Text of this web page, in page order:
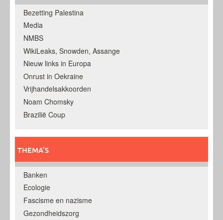
Bezetting Palestina
Media
NMBS
WikiLeaks, Snowden, Assange
Nieuw links in Europa
Onrust in Oekraine
Vrijhandelsakkoorden
Noam Chomsky
Brazilië Coup
THEMA’S
Banken
Ecologie
Fascisme en nazisme
Gezondheidszorg